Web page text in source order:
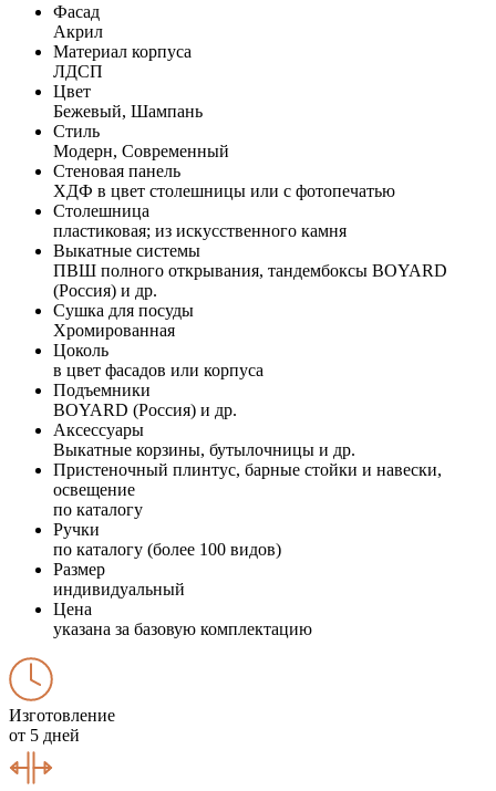
Фасад
Акрил
Материал корпуса
ЛДСП
Цвет
Бежевый, Шампань
Стиль
Модерн, Современный
Стеновая панель
ХДФ в цвет столешницы или с фотопечатью
Столешница
пластиковая; из искусственного камня
Выкатные системы
ПВШ полного открывания, тандембоксы BOYARD
(Россия) и др.
Сушка для посуды
Хромированная
Цоколь
в цвет фасадов или корпуса
Подъемники
BOYARD (Россия) и др.
Аксессуары
Выкатные корзины, бутылочницы и др.
Пристеночный плинтус, барные стойки и навески,
освещение
по каталогу
Ручки
по каталогу (более 100 видов)
Размер
индивидуальный
Цена
указана за базовую комплектацию
Изготовление
от 5 дней